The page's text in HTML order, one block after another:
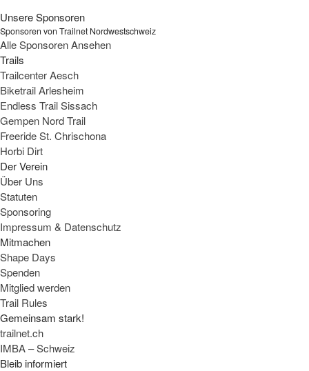
Unsere Sponsoren
Sponsoren von Trailnet Nordwestschweiz
Alle Sponsoren Ansehen
Trails
Trailcenter Aesch
Biketrail Arlesheim
Endless Trail Sissach
Gempen Nord Trail
Freeride St. Chrischona
Horbi Dirt
Der Verein
Über Uns
Statuten
Sponsoring
Impressum & Datenschutz
Mitmachen
Shape Days
Spenden
Mitglied werden
Trail Rules
Gemeinsam stark!
trailnet.ch
IMBA – Schweiz
Bleib informiert